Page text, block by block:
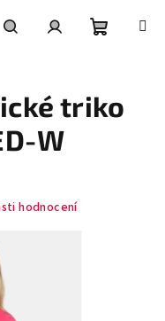
košík
triko
W
hodnocení